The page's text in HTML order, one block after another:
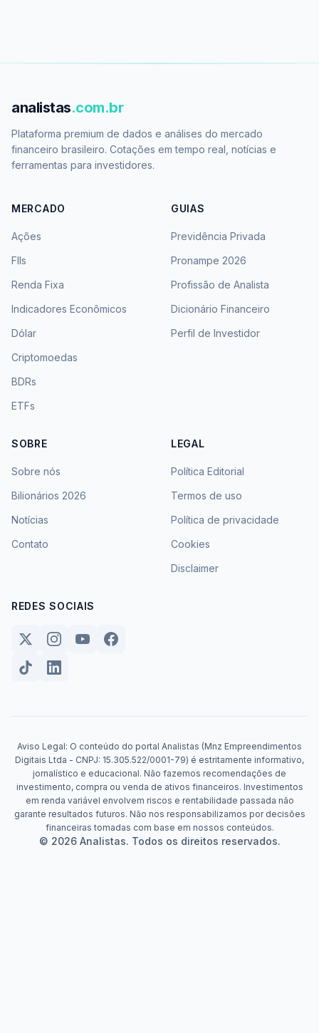
analistas.com.br
Plataforma premium de dados e análises do mercado
financeiro brasileiro. Cotações em tempo real, notícias e
ferramentas para investidores.
MERCADO
Ações
FIIs
Renda Fixa
Indicadores Econômicos
Dólar
Criptomoedas
BDRs
ETFs
GUIAS
Previdência Privada
Pronampe 2026
Profissão de Analista
Dicionário Financeiro
Perfil de Investidor
SOBRE
Sobre nós
Bilionários 2026
Notícias
Contato
LEGAL
Política Editorial
Termos de uso
Política de privacidade
Cookies
Disclaimer
REDES SOCIAIS
Aviso Legal: O conteúdo do portal Analistas (Mnz Empreendimentos
Digitais Ltda - CNPJ: 15.305.522/0001-79) é estritamente informativo,
jornalístico e educacional. Não fazemos recomendações de
investimento, compra ou venda de ativos financeiros. Investimentos
em renda variável envolvem riscos e rentabilidade passada não
garante resultados futuros. Não nos responsabilizamos por decisões
financeiras tomadas com base em nossos conteúdos.
© 2026 Analistas. Todos os direitos reservados.